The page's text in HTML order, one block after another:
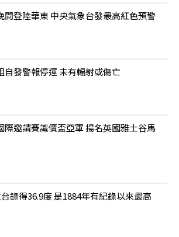
間登陸華東 中央氣象台發最高紅色預警
自發警報停運 未有輻射或傷亡
際邀請賽識價盃亞軍 揚名英國雅士谷馬
錄得36.9度 是1884年有紀錄以來最高